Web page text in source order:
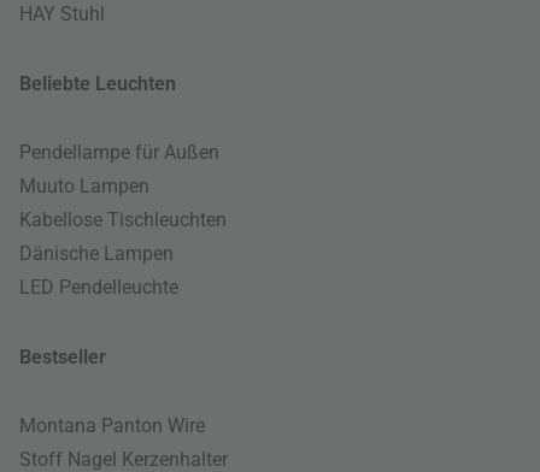
HAY Stuhl
Beliebte Leuchten
Pendellampe für Außen
Muuto Lampen
Kabellose Tischleuchten
Dänische Lampen
LED Pendelleuchte
Bestseller
Montana Panton Wire
Stoff Nagel Kerzenhalter